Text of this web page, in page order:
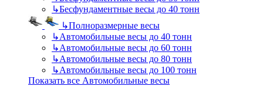
↳Бесфундаментные весы до 40 тонн
↳Полноразмерные весы
↳Автомобильные весы до 40 тонн
↳Автомобильные весы до 60 тонн
↳Автомобильные весы до 80 тонн
↳Автомобильные весы до 100 тонн
Показать все Автомобильные весы